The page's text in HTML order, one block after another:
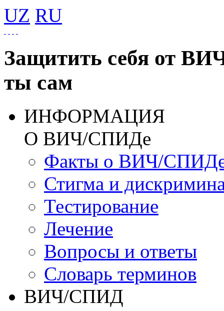
UZ RU
Защитить себя от
ты сам
ИНФОРМАЦИЯ
О ВИЧ/СПИДе
Факты о ВИЧ/
Стигма и
Тестирование
Лечение
Вопросы и ответы
Словарь терминов
ВИЧ/СПИД